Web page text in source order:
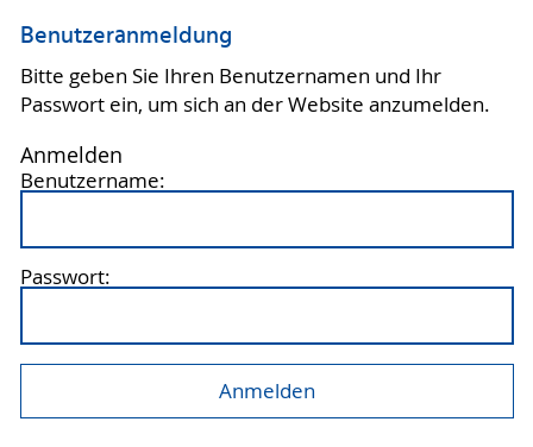
Benutzeranmeldung
Bitte geben Sie Ihren Benutzernamen und Ihr
Passwort ein, um sich an der Website anzumelden.
Anmelden
Benutzername:
Passwort: